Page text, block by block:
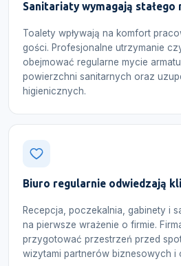
Sanitariaty wymagają stałego
Toalety wpływają na komfort
gości. Profesjonalne utrzymanie
obejmować regularne mycie
powierzchni sanitarnych oraz
higienicznych.
Biuro regularnie odwiedzają
Recepcja, poczekalnia, gabinety i
na pierwsze wrażenie o firmie.
przygotować przestrzeń przed
wizytami partnerów biznesowych i